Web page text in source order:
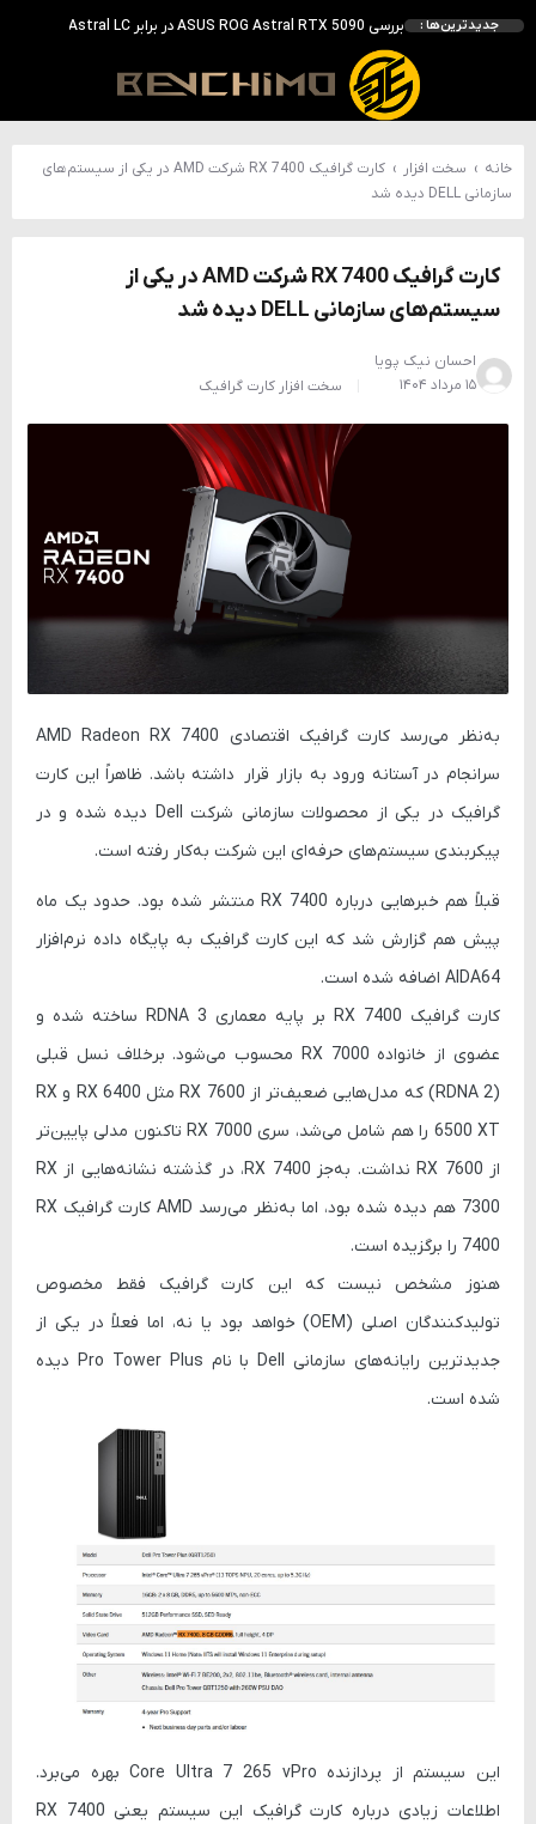
جدیدترین‌ها :
احتمال معرفی GeForce RTX 5070 SUPER با حافظه 18 گیگابایتی؛ ارتقای محسوس نسبت به مدل استاندارد
انویدیا DLSS 5 را با سه مدل هوش مصنوعی معرفی کرد؛ انتقادهای اولیه نتیجه داد
انویدیا پردازنده 88 هسته‌ای Vera را معرفی کرد؛ CPU اختصاصی برای نسل بعدی هوش مصنوعی
بالاخره سنسور Hotspot کارت‌های RTX 50 ظاهر شد؛ HWMonitor 1.65 تنها نماینده نمایش نیست
خانه › سخت افزار ›
کارت گرافیک RX 7400 شرکت AMD در یکی از سیستم‌های
سازمانی DELL دیده شد
کارت گرافیک RX 7400 شرکت AMD در یکی از
سیستم‌های سازمانی DELL دیده شد
احسان نیک پویا
۱۵ مرداد ۱۴۰۴
سخت افزار کارت گرافیک
به‌نظر می‌رسد کارت گرافیک اقتصادی AMD Radeon RX 7400
سرانجام در آستانه ورود به بازار قرار داشته باشد. ظاهراً این کارت
گرافیک در یکی از محصولات سازمانی شرکت Dell دیده شده و در
پیکربندی سیستم‌های حرفه‌ای این شرکت به‌کار رفته است.
قبلاً هم خبرهایی درباره RX 7400 منتشر شده بود. حدود یک ماه
پیش هم گزارش شد که این کارت گرافیک به پایگاه داده نرم‌افزار
AIDA64 اضافه شده است.
کارت گرافیک RX 7400 بر پایه معماری RDNA 3 ساخته شده و
عضوی از خانواده RX 7000 محسوب می‌شود. برخلاف نسل قبلی
(RDNA 2) که مدل‌هایی ضعیف‌تر از RX 7600 مثل RX 6400 و RX
6500 XT را هم شامل می‌شد، سری RX 7000 تاکنون مدلی پایین‌تر
از RX 7600 نداشت. به‌جز RX 7400، در گذشته نشانه‌هایی از RX
7300 هم دیده شده بود، اما به‌نظر می‌رسد AMD کارت گرافیک RX
7400 را برگزیده است.
هنوز مشخص نیست که این کارت گرافیک فقط مخصوص
تولیدکنندگان اصلی (OEM) خواهد بود یا نه، اما فعلاً در یکی از
جدیدترین رایانه‌های سازمانی Dell با نام Pro Tower Plus دیده
شده است.
این سیستم از پردازنده Core Ultra 7 265 vPro بهره می‌برد.
اطلاعات زیادی درباره کارت گرافیک این سیستم یعنی RX 7400